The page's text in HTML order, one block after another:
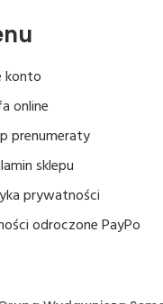
konto
online
prenumeraty
sklepu
prywatności
odroczone PayPo